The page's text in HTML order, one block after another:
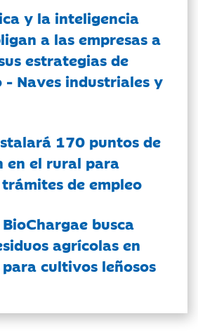
y la inteligencia
a las empresas a
estrategias de
- Naves industriales y
170 puntos de
en el rural para
de empleo
busca
agrícolas en
cultivos leñosos